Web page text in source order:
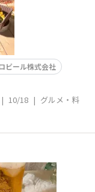
ビール株式会社
| 10/18 | グルメ・料